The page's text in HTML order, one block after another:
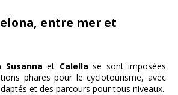
entre mer et
Susanna et Calella se sont imposées
phares pour le cyclotourisme, avec
et des parcours pour tous niveaux.